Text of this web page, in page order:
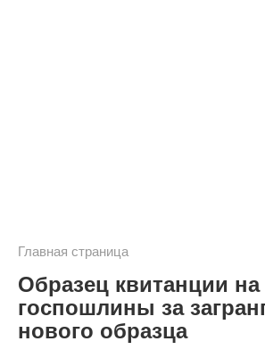
Главная страница
Образец квитанции на
госпошлины за
нового образца